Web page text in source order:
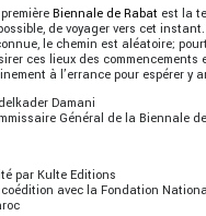
Biennale de Rabat est la
de voyager vers cet
le chemin est aléatoire;
ces lieux des commencements
à l’errance pour espérer y
Damani
Général de la Biennale
par Kulte Editions
coédition avec la Fondation